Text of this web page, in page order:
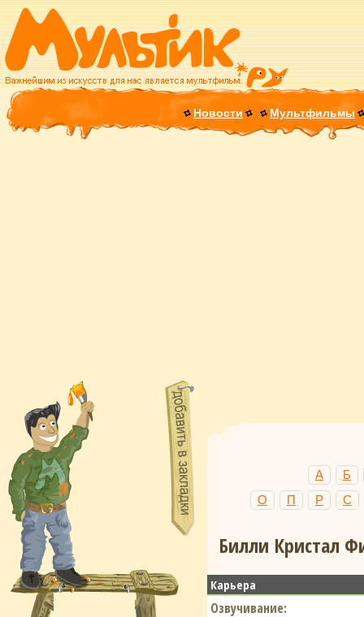
Новости Мультфильмы
А
Б
О
П Р С
Билли Кристал
Карьера
Озвучивание: